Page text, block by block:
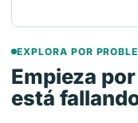
EXPLORA POR
Empieza
está